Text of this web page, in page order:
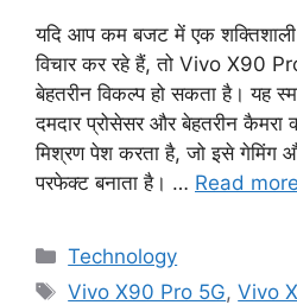
यदि आप कम बजट में एक शक्तिशाली
विचार कर रहे हैं, तो Vivo X90
बेहतरीन विकल्प हो सकता है। यह
दमदार प्रोसेसर और बेहतरीन कैमरा
मिश्रण पेश करता है, जो इसे गेमिंग
परफेक्ट बनाता है। … Read more
Categories
Technology
Tags
Vivo X90 Pro 5G,Vivo